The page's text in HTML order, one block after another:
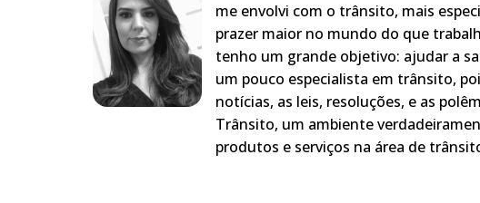
me envolvi com o trânsito, mais
prazer maior no mundo do que
tenho um grande objetivo: ajudar a
um pouco especialista em trânsito,
notícias, as leis, resoluções, e as
Trânsito, um ambiente
produtos e serviços na área de